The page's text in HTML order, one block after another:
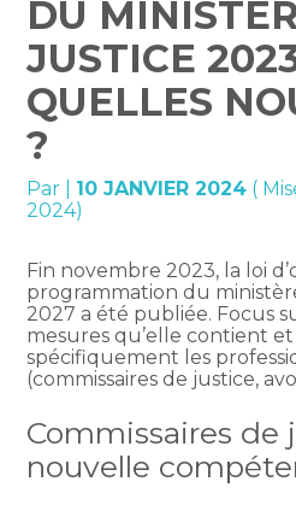
DU
JUSTICE
QUELLES
?
Par 10 JANVIER 2024 (
2024)
Fin novembre 2023, la loi
programmation du
2027 a été publiée. Focus
mesures qu’elle contient
spécifiquement les
(commissaires de justice,
Commissaires de
nouvelle